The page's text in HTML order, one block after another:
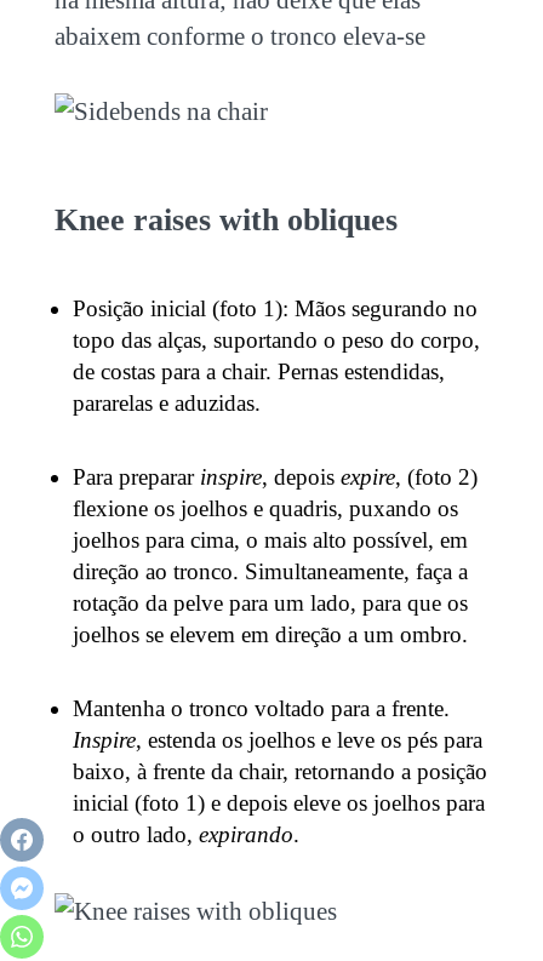
abaixem conforme o tronco eleva-se
Knee raises with obliques
Posição inicial (foto 1): Mãos segurando no
topo das alças, suportando o peso do corpo,
de costas para a chair. Pernas estendidas,
pararelas e aduzidas.
Para preparar inspire, depois expire, (foto 2)
flexione os joelhos e quadris, puxando os
joelhos para cima, o mais alto possível, em
direção ao tronco. Simultaneamente, faça a
rotação da pelve para um lado, para que os
joelhos se elevem em direção a um ombro.
Mantenha o tronco voltado para a frente.
Inspire, estenda os joelhos e leve os pés para
baixo, à frente da chair, retornando a posição
inicial (foto 1) e depois eleve os joelhos para
o outro lado, expirando.